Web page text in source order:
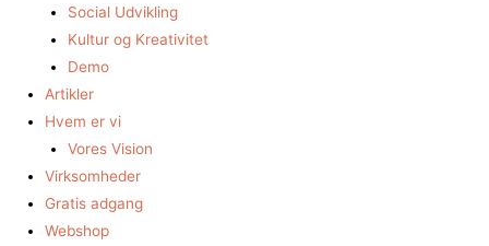
Social Udvikling
Kultur og Kreativitet
Demo
Artikler
Hvem er vi
Vores Vision
Virksomheder
Gratis adgang
Webshop